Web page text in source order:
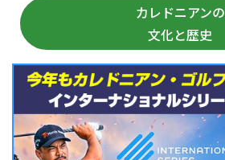
カレドニアンの
文化と歴史